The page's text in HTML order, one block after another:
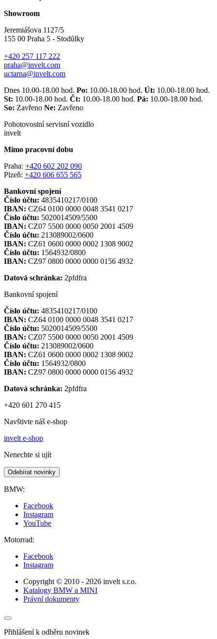
Showroom
Jeremiášova 1127/5
155 00 Praha 5 - Stodůlky
+420 257 117 222
praha@invelt.com
uctarna@invelt.com
Dnes 10.00-18.00 hod. Po: 10.00-18.00 hod. Út: 10.00-18.00 hod.
St: 10.00-18.00 hod. Čt: 10.00-18.00 hod. Pá: 10.00-18.00 hod.
So: Zavřeno Ne: Zavřeno
Pohotovostní servisní vozidlo
invelt
Mimo pracovní dobu
Praha: +420 602 202 090
Plzeň: +420 606 655 565
Bankovní spojení
Číslo účtu: 4835410217/0100
IBAN: CZ64 0100 0000 0048 3541 0217
Číslo účtu: 5020014509/5500
IBAN: CZ07 5500 0000 0050 2001 4509
Číslo účtu: 213089002/0600
IBAN: CZ61 0600 0000 0002 1308 9002
Číslo účtu: 1564932/0800
IBAN: CZ97 0800 0000 0000 0156 4932
Datová schránka: 2pfdfra
Bankovní spojení
Číslo účtu: 4835410217/0100
IBAN: CZ64 0100 0000 0048 3541 0217
Číslo účtu: 5020014509/5500
IBAN: CZ07 5500 0000 0050 2001 4509
Číslo účtu: 213089002/0600
IBAN: CZ61 0600 0000 0002 1308 9002
Číslo účtu: 1564932/0800
IBAN: CZ97 0800 0000 0000 0156 4932
Datová schránka: 2pfdfra
+420 601 270 415
Navštivte náš e-shop
invelt e-shop
Nenechte si ujít
Odebírat novinky
BMW:
Facebook
Instagram
YouTube
Motorrad:
Facebook
Instagram
Copyright © 2010 - 2026 invelt s.r.o.
Katalogy BMW a MINI
Právní dokumenty
Přihlášení k odběru novinek